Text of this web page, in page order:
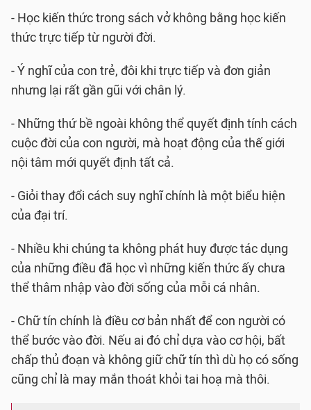
- Học kiến thức trong sách vở không bằng học kiến
thức trực tiếp từ người đời.
- Ý nghĩ của con trẻ, đôi khi trực tiếp và đơn giản
nhưng lại rất gần gũi với chân lý.
- Những thứ bề ngoài không thể quyết định tính cách
cuộc đời của con người, mà hoạt động của thế giới
nội tâm mới quyết định tất cả.
- Giỏi thay đổi cách suy nghĩ chính là một biểu hiện
của đại trí.
- Nhiều khi chúng ta không phát huy được tác dụng
của những điều đã học vì những kiến thức ấy chưa
thể thâm nhập vào đời sống của mỗi cá nhân.
- Chữ tín chính là điều cơ bản nhất để con người có
thể bước vào đời. Nếu ai đó chỉ dựa vào cơ hội, bất
chấp thủ đoạn và không giữ chữ tín thì dù họ có sống
cũng chỉ là may mắn thoát khỏi tai hoạ mà thôi.